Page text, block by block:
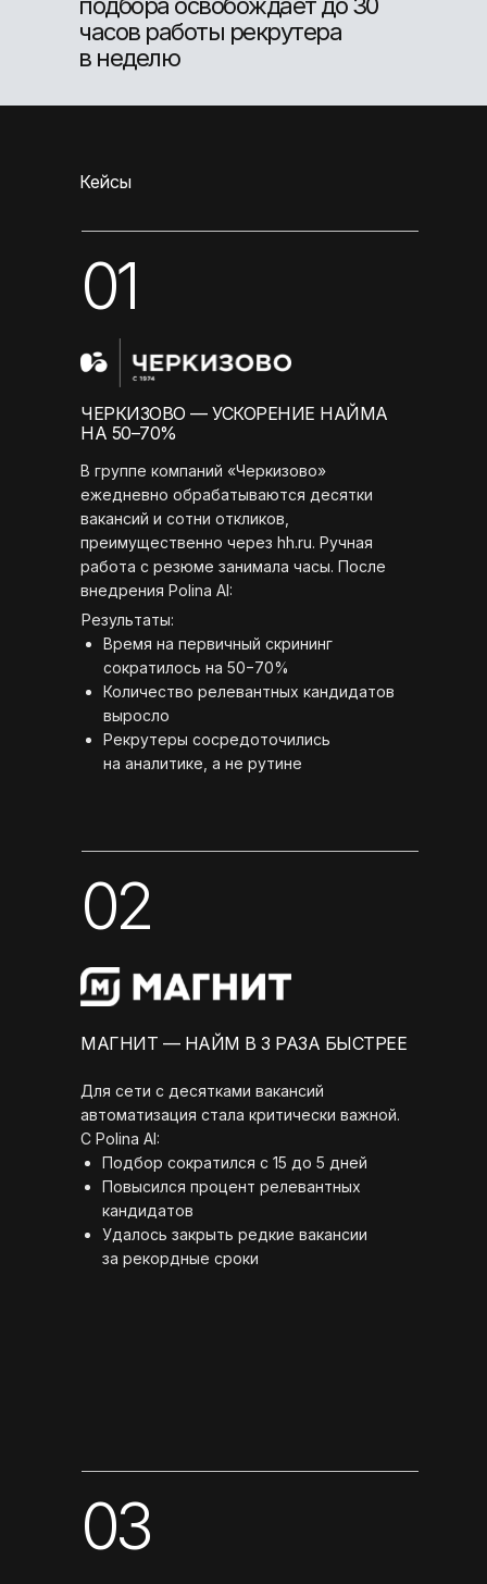
часов работы рекрутера
в неделю
Кейсы
В группе компаний «Черкизово»
ежедневно обрабатываются десятки
вакансий и сотни откликов,
преимущественно через hh.ru. Ручная
работа с резюме занимала часы. После
внедрения Polina AI:
Результаты:
Время на первичный скрининг
сократилось на 50−70%
Количество релевантных кандидатов
выросло
Рекрутеры сосредоточились
на аналитике, а не рутине
ЧЕРКИЗОВО — УСКОРЕНИЕ НАЙМА
НА 50–70%
01
Для сети с десятками вакансий
автоматизация стала критически важной.
С Polina AI:
Подбор сократился с 15 до 5 дней
Повысился процент релевантных
кандидатов
Удалось закрыть редкие вакансии
за рекордные сроки
МАГНИТ — НАЙМ В 3 РАЗА БЫСТРЕЕ
02
03